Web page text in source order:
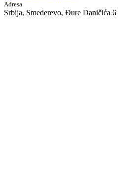
Adresa
Srbija, Smederevo, Đure Daničića 6